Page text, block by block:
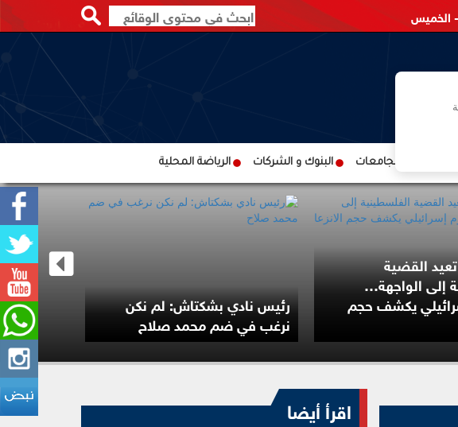
التعليم والجامعات البنوك و الشركات الرياضة المحلية
القضية
إلى الواجهة…
يكشف حجم رئيس نادي بشكتاش: لم نكن
نرغب في ضم محمد صلاح
رئيس
يثق في
القدم
اقرأ أيضا